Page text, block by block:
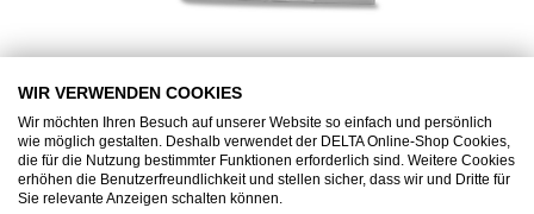
ML995
TORK ABFALLSÄCKE B1 POLYBEUTEL
TRANSPARENT 70L
WIR VERWENDEN COOKIES
Wir möchten Ihren Besuch auf unserer Website so einfach und persönlich
wie möglich gestalten. Deshalb verwendet der DELTA Online-Shop Cookies,
die für die Nutzung bestimmter Funktionen erforderlich sind. Weitere Cookies
erhöhen die Benutzerfreundlichkeit und stellen sicher, dass wir und Dritte für
Sie relevante Anzeigen schalten können.